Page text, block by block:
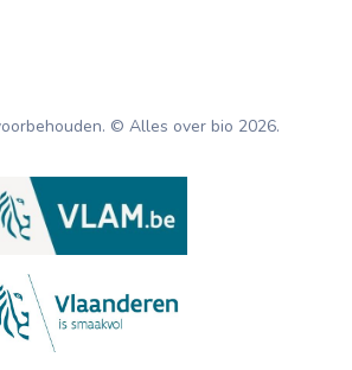
© Alles over bio 2026.